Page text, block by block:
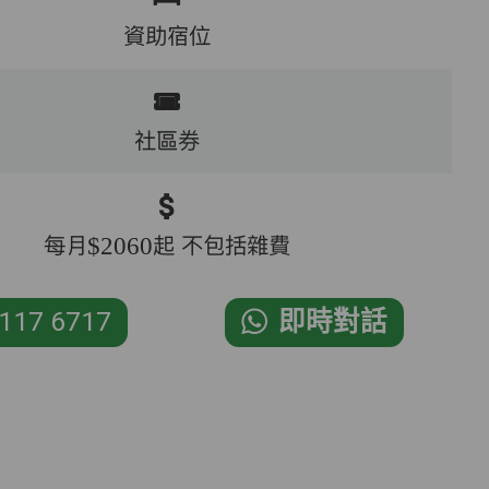
資助宿位
社區券
每月$2060起 不包括雜費
6717 即時對話